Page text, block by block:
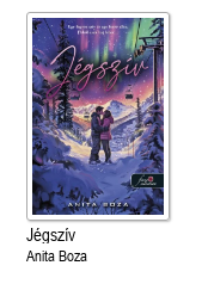
Jégszív
Anita Boza